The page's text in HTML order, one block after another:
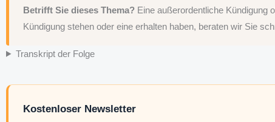
Betrifft Sie dieses Thema?Eine außerordentliche Kündigung
Kündigung stehen oder eine erhalten haben, beraten wir Sie
Transkript der Folge
Kostenloser Newsletter